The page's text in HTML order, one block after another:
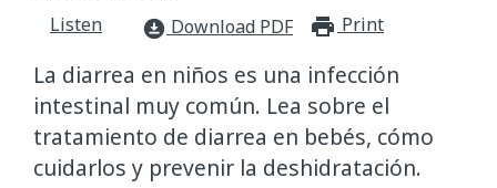
Listen
download_for_offline Download PDF Print
La diarrea en niños es una infección
intestinal muy común. Lea sobre el
tratamiento de diarrea en bebés, cómo
cuidarlos y prevenir la deshidratación.